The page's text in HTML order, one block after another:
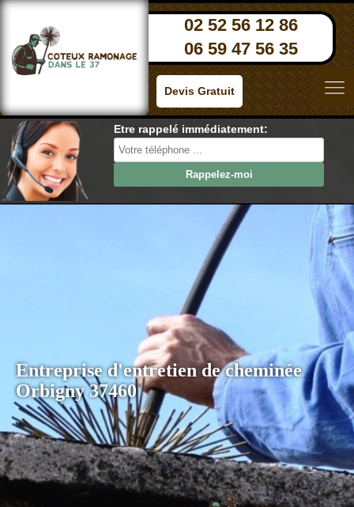
02 52 56 12 86
06 59 47 56 35
Devis Gratuit
Etre rappelé immédiatement:
Entreprise d'entretien de cheminée
Orbigny 37460